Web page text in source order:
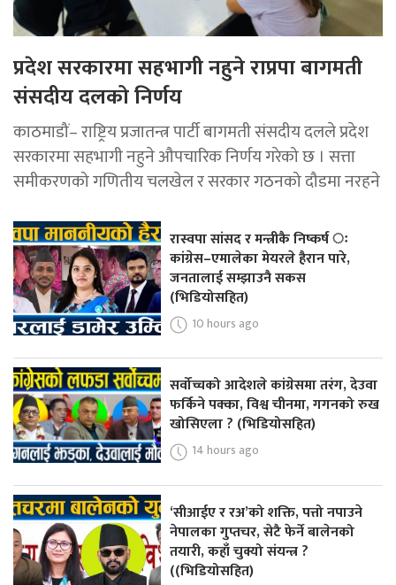
प्रदेश सरकारमा सहभागी नहुने राप्रपा बागमती
संसदीय दलको निर्णय
काठमाडौं– राष्ट्रिय प्रजातन्त्र पार्टी बागमती संसदीय दलले प्रदेश
सरकारमा सहभागी नहुने औपचारिक निर्णय गरेको छ । सत्ता
समीकरणको गणितीय चलखेल र सरकार गठनको दौडमा नरहने
रास्वपा सांसद र मन्त्रीकै निष्कर्ष ः
कांग्रेस–एमालेका मेयरले हैरान पारे,
जनतालाई सम्झाउनै सकस
(भिडियोसहित)
10 hours ago
सर्वोच्चको आदेशले कांग्रेसमा तरंग, देउवा
फर्किने पक्का, विश्व चीनमा, गगनको रुख
खोसिएला ? (भिडियोसहित)
14 hours ago
‘सीआईए र रअ’को शक्ति, पत्तो नपाउने
नेपालका गुप्तचर, सेटै फेर्ने बालेनको
तयारी, कहाँ चुक्यो संयन्त्र ?
((भिडियोसहित)